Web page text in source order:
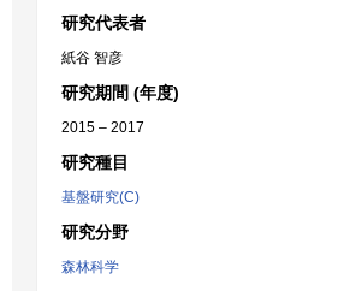
研究代表者
紙谷 智彦
研究期間 (年度)
2015 – 2017
研究種目
基盤研究(C)
研究分野
森林科学